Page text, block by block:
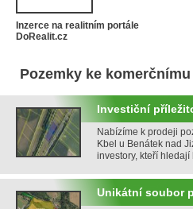
Inzerce na realitním portále
DoRealit.cz
Pozemky ke
Investiční
Nabízíme k prodeji
Kbel u Benátek nad
investory, kteří
Unikátní soubor